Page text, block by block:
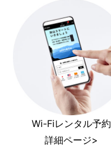
Wi-Fiレンタル予約
詳細ページ>